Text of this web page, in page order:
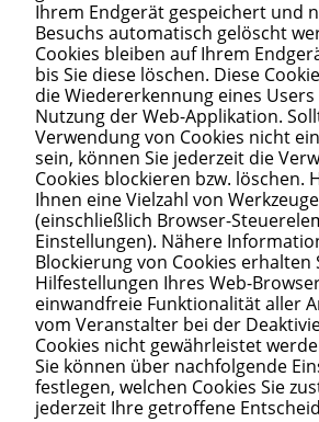
Ihrem Endgerät gespeichert und
Besuchs automatisch gelöscht
Cookies bleiben auf Ihrem
bis Sie diese löschen. Diese
die Wiedererkennung eines
Nutzung der Web-Applikation.
Verwendung von Cookies nicht
sein, können Sie jederzeit die
Cookies blockieren bzw. löschen.
Ihnen eine Vielzahl von
(einschließlich Browser-
Einstellungen). Nähere
Blockierung von Cookies erhalten
Hilfestellungen Ihres Web-
einwandfreie Funktionalität aller
vom Veranstalter bei der
Cookies nicht gewährleistet
Sie können über nachfolgende
festlegen, welchen Cookies Sie
jederzeit Ihre getroffene